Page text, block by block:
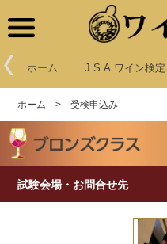
ホーム J.S.A.ワイン検定
ホーム >受検申込み
試験会場・お問合せ先